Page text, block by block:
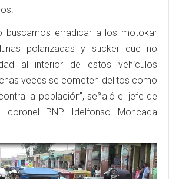
buscamos erradicar a los motokar
polarizadas y sticker que no
al interior de estos vehículos
veces se cometen delitos como
la población”, señaló el jefe de
coronel PNP Idelfonso Moncada